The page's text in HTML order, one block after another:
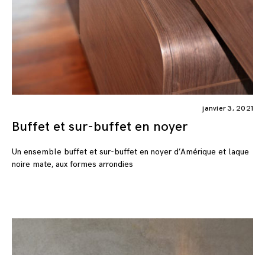
janvier 3, 2021
Buffet et sur-buffet en noyer
Un ensemble buffet et sur-buffet en noyer d’Amérique et laque
noire mate, aux formes arrondies